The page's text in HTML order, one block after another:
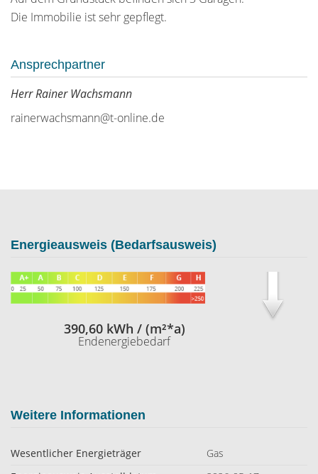
Die Immobilie ist sehr gepflegt.
Ansprechpartner
Herr Rainer Wachsmann
rainerwachsmann@t-online.de
Energieausweis (Bedarfsausweis)
390,60 kWh / (m²*a)
Endenergiebedarf
Weitere Informationen
Wesentlicher Energieträger
Gas